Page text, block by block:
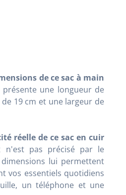
de ce sac à main
présente une longueur de
19 cm et une largeur de
réelle de ce sac en cuir
n'est pas précisé par le
lui permettent
vos essentiels quotidiens
un téléphone et une